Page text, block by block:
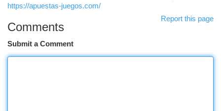
https://apuestas-juegos.com/
Report this page
Comments
Submit a Comment